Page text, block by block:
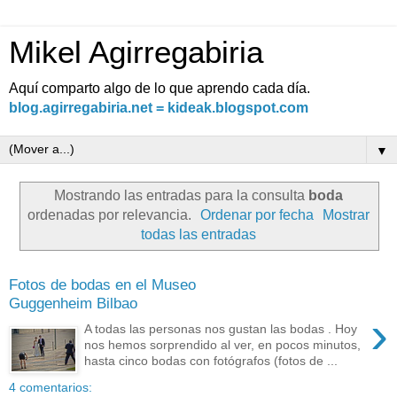
Mikel Agirregabiria
Aquí comparto algo de lo que aprendo cada día.
blog.agirregabiria.net = kideak.blogspot.com
▼
Mostrando las entradas para la consulta boda
ordenadas por relevancia.
Ordenar por fecha
Mostrar
todas las entradas
Fotos de bodas en el Museo
Guggenheim Bilbao
›
A todas las personas nos gustan las bodas . Hoy
nos hemos sorprendido al ver, en pocos minutos,
hasta cinco bodas con fotógrafos (fotos de ...
4 comentarios: